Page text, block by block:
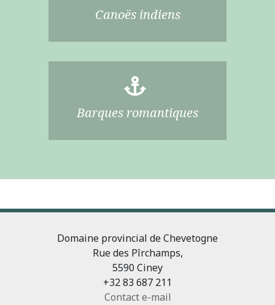
Canoës indiens
Barques romantiques
Domaine provincial de Chevetogne
Rue des Pîrchamps,
5590 Ciney
+32 83 687 211
Contact e-mail